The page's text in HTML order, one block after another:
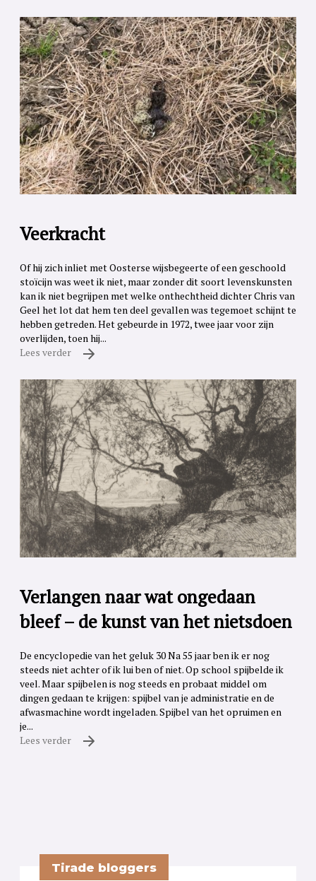
Veerkracht
Of hij zich inliet met Oosterse wijsbegeerte of een geschoold
stoïcijn was weet ik niet, maar zonder dit soort levenskunsten
kan ik niet begrijpen met welke onthechtheid dichter Chris van
Geel het lot dat hem ten deel gevallen was tegemoet schijnt te
hebben getreden. Het gebeurde in 1972, twee jaar voor zijn
overlijden, toen hij...
Lees verder
Verlangen naar wat ongedaan
bleef – de kunst van het nietsdoen
De encyclopedie van het geluk 30 Na 55 jaar ben ik er nog
steeds niet achter of ik lui ben of niet. Op school spijbelde ik
veel. Maar spijbelen is nog steeds en probaat middel om
dingen gedaan te krijgen: spijbel van je administratie en de
afwasmachine wordt ingeladen. Spijbel van het opruimen en
je...
Lees verder
Tirade bloggers